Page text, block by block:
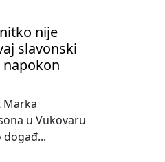
nije
slavonski
Marka
u Vukovaru
događ...